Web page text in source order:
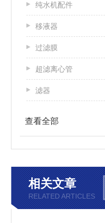
纯水机配件
移液器
过滤膜
超滤离心管
滤器
查看全部
相关文章
RELATED ARTICLES